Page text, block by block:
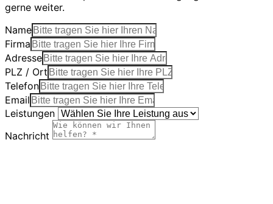
gerne weiter.
Name
Firma
Adresse
PLZ / Ort
Telefon
Email
Leistungen
Nachricht